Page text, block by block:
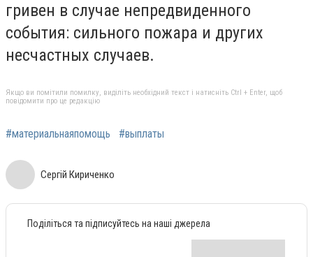
гривен в случае непредвиденного
события: сильного пожара и других
несчастных случаев.
Якщо ви помітили помилку, виділіть необхідний текст і натисніть Ctrl + Enter, щоб
повідомити про це редакцію
#материальнаяпомощь #выплаты
Сергій Кириченко
Поділіться та підписуйтесь на наші джерела